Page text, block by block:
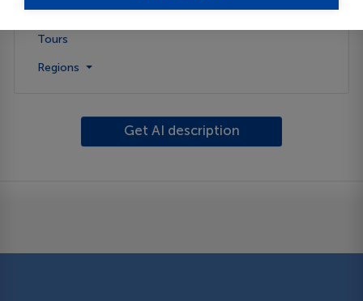
Description
Tours
Regions
Get AI description